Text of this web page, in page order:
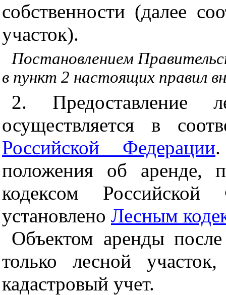
собственности (далее
участок).
Постановлением
в пункт 2 настоящих правил
2. Предоставление
осуществляется в
Российской Федерации
положения об аренде,
кодексом
установлено Лесным
Объектом аренды
только лесной
кадастровый учет.